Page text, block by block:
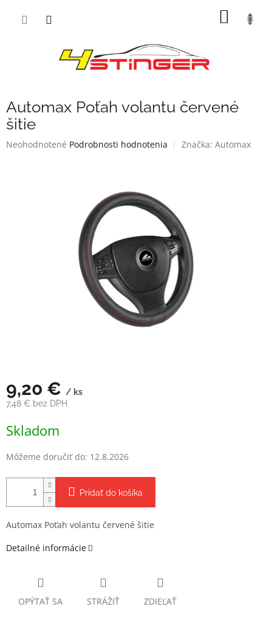
Automax Poťah volantu červené
šitie
Priemerné
Neohodnotené Podrobnosti hodnotenia Značka: Automax
9,20 € / ks
7,48 € bez DPH
cena:
Skladom
Môžeme doručiť do: 12.8.2026
Pridať do košíka
Automax Poťah volantu červené šitie
Detailné informácie
OPÝTAŤ SA STRÁŽIŤ ZDIEĽAŤ